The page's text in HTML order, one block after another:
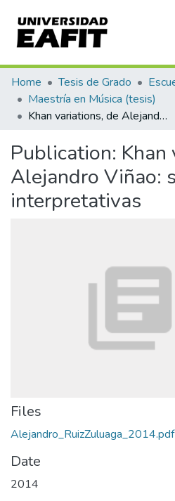
Communities & Collections
All of DSpace
Home Tesis de Grado
Maestría en Música (tesis)
Khan variations, de Alejandro Viñao: sugerencias interpretativas
Publication: Khan
Alejandro Viñao:
interpretativas
Files
Alejandro_RuizZuluaga_2014.pdf
Date
2014